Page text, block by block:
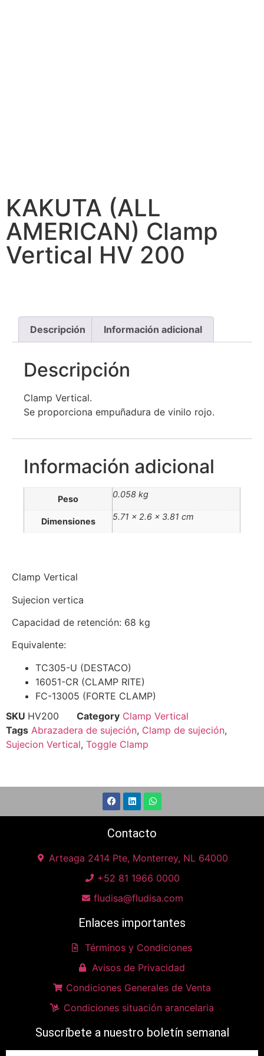
KAKUTA (ALL
AMERICAN) Clamp
Vertical HV 200
Descripción Información adicional
Descripción
Clamp Vertical.
Se proporciona empuñadura de vinilo rojo.
Información adicional
Peso 0.058 kg
Dimensiones 5.71 × 2.6 × 3.81 cm
Clamp Vertical
Sujecion vertica
Capacidad de retención: 68 kg
Equivalente:
TC305-U (DESTACO)
16051-CR (CLAMP RITE)
FC-13005 (FORTE CLAMP)
SKU HV200 Category Clamp Vertical
Tags Abrazadera de sujeción, Clamp de sujeción,
Sujecion Vertical, Toggle Clamp
Contacto
Arteaga 2414 Pte, Monterrey, NL 64000
+52 81 1966 0000
fludisa@fludisa.com
Enlaces importantes
Términos y Condiciones
Avisos de Privacidad
Condiciones Generales de Venta
Condiciones situación arancelaria
Suscríbete a nuestro boletín semanal